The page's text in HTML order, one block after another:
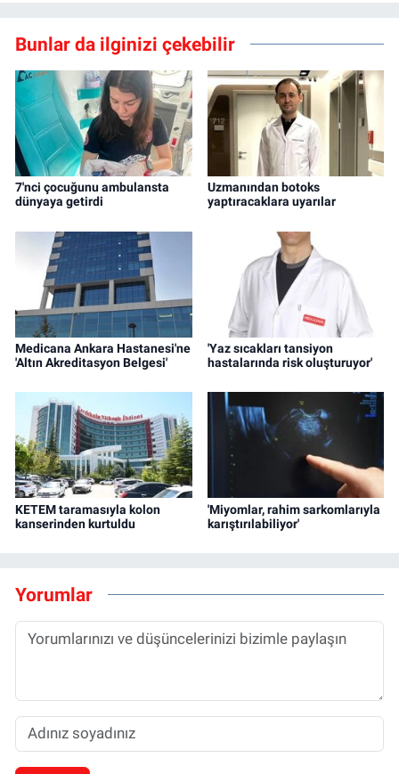
Bunlar da ilginizi çekebilir
7'nci çocuğunu ambulansta
dünyaya getirdi
Uzmanından botoks
yaptıracaklara uyarılar
Medicana Ankara Hastanesi'ne
'Altın Akreditasyon Belgesi'
'Yaz sıcakları tansiyon
hastalarında risk oluşturuyor'
KETEM taramasıyla kolon
kanserinden kurtuldu
'Miyomlar, rahim sarkomlarıyla
karıştırılabiliyor'
Yorumlar